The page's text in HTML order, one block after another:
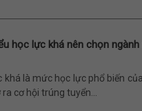
học lực khá nên chọn ngành
khá là mức học lực phổ biến
cơ hội trúng tuyển...